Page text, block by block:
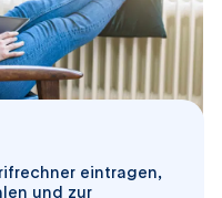
eintragen,
und zur